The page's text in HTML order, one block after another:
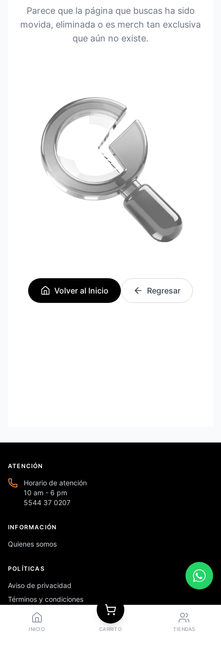
Parece que la página que buscas ha sido
movida, eliminada o es merch tan exclusiva
que aún no existe.
Volver al Inicio Regresar
INICIO CARRITO TIENDAS
ATENCIÓN
Horario de atención
10 am - 6 pm
5544 37 0207
INFORMACIÓN
Quienes somos
POLÍTICAS
Aviso de privacidad
Términos y condiciones
Preguntas frecuentes